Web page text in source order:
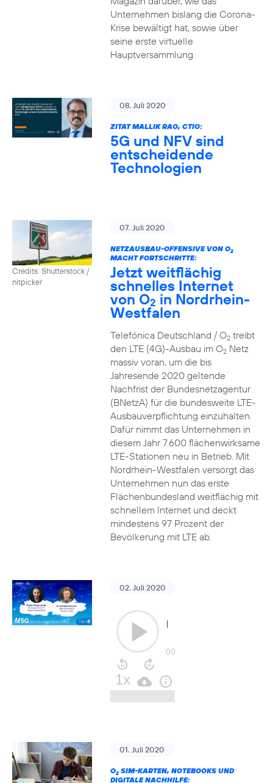
Unternehmen bislang die Corona-
Krise bewältigt hat, sowie über
seine erste virtuelle
Hauptversammlung.
08. Juli 2020
ZITAT MALLIK RAO, CTIO:
5G und NFV sind
entscheidende
Technologien
Credits: Shutterstock /
nitpicker
07. Juli 2020
NETZAUSBAU-OFFENSIVE VON O2
MACHT FORTSCHRITTE:
Jetzt weitflächig
schnelles Internet
von O2 in Nordrhein-
Westfalen
Telefónica Deutschland / O2treibt
den LTE (4G)-Ausbau im O2Netz
massiv voran, um die bis
Jahresende 2020 geltende
Nachfrist der Bundesnetzagentur
(BNetzA) für die bundesweite LTE-
Ausbauverpflichtung einzuhalten.
Dafür nimmt das Unternehmen in
diesem Jahr 7.600 flächenwirksame
LTE-Stationen neu in Betrieb. Mit
Nordrhein-Westfalen versorgt das
Unternehmen nun das erste
Flächenbundesland weitflächig mit
schnellem Internet und deckt
mindestens 97 Prozent der
Bevölkerung mit LTE ab.
02. Juli 2020
01. Juli 2020
O2SIM-KARTEN, NOTEBOOKS UND
DIGITALE NACHHILFE: